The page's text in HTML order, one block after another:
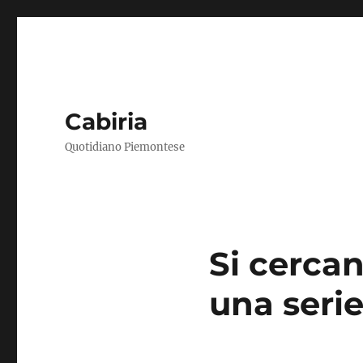
Cabiria
Quotidiano Piemontese
Si
una